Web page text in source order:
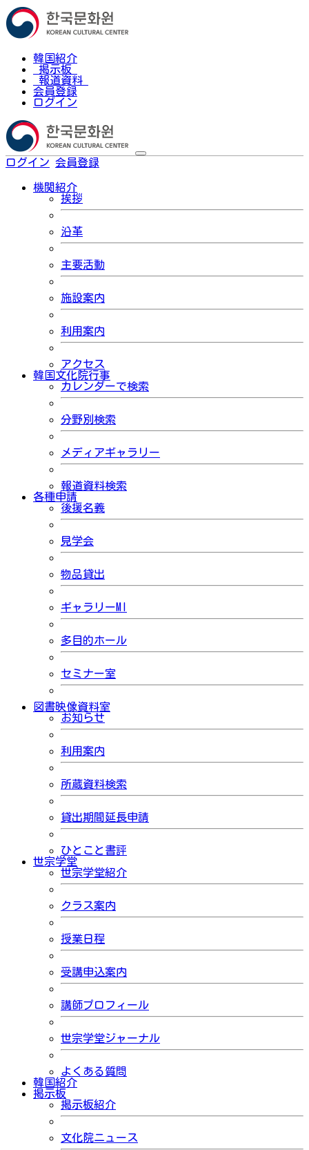
韓国紹介
掲示板
報道資料
会員登録
ログイン
ログイン 会員登録
機関紹介
挨拶
沿革
主要活動
施設案内
利用案内
アクセス
韓国文化院行事
カレンダーで検索
分野別検索
メディアギャラリー
報道資料検索
各種申請
後援名義
見学会
物品貸出
ギャラリーMI
多目的ホール
セミナー室
図書映像資料室
お知らせ
利用案内
所蔵資料検索
貸出期間延長申請
ひとこと書評
世宗学堂
世宗学堂紹介
クラス案内
授業日程
受講申込案内
講師プロフィール
世宗学堂ジャーナル
よくある質問
韓国紹介
掲示板
掲示板紹介
文化院ニュース